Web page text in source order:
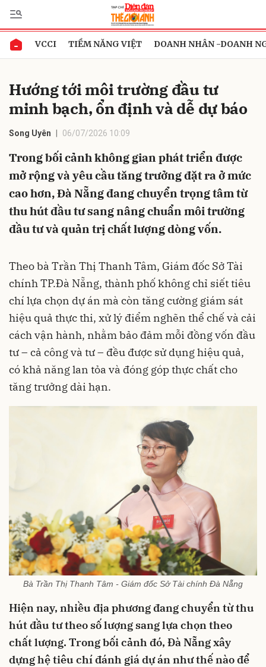
VCCI TIỀM NĂNG VIỆT DOANH NHÂN -DOANH
Hướng tới môi trường đầu tư
minh bạch, ổn định và dễ dự báo
Song Uyên 06/07/2026 10:09
Trong bối cảnh không gian phát triển được
mở rộng và yêu cầu tăng trưởng đặt ra ở mức
cao hơn, Đà Nẵng đang chuyển trọng tâm từ
thu hút đầu tư sang nâng chuẩn môi trường
đầu tư và quản trị chất lượng dòng vốn.
Theo bà Trần Thị Thanh Tâm, Giám đốc Sở Tài
chính TP.Đà Nẵng, thành phố không chỉ siết tiêu
chí lựa chọn dự án mà còn tăng cường giám sát
hiệu quả thực thi, xử lý điểm nghẽn thể chế và cải
cách vận hành, nhằm bảo đảm mỗi đồng vốn đầu
tư – cả công và tư – đều được sử dụng hiệu quả,
có khả năng lan tỏa và đóng góp thực chất cho
tăng trưởng dài hạn.
Bà Trần Thị Thanh Tâm - Giám đốc Sở Tài chính Đà Nẵng
Hiện nay, nhiều địa phương đang chuyển từ thu
hút đầu tư theo số lượng sang lựa chọn theo
chất lượng. Trong bối cảnh đó, Đà Nẵng xây
dựng hệ tiêu chí đánh giá dự án như thế nào để
Gửi bình luận
Hủy Gửi